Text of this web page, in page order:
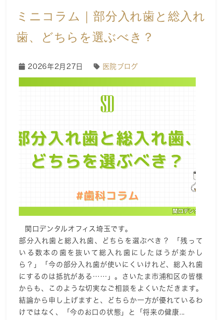
ミニコラム｜部分入れ歯と総入れ
歯、どちらを選ぶべき？
2026年2月27日 医院ブログ
関口デンタルオフィス埼玉です。
部分入れ歯と総入れ歯、どちらを選ぶべき？ 「残って
いる数本の歯を抜いて総入れ歯にしたほうが楽かし
ら？」「今の部分入れ歯が使いにくいけれど、総入れ歯
にするのは抵抗がある……」。さいたま市浦和区の皆様
からも、このような切実なご相談をよくいただきます。
結論から申し上げますと、どちらか一方が優れているわ
けではなく、「今のお口の状態」と「将来の健康...